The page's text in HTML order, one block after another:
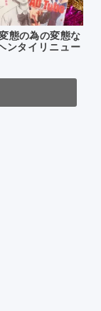
態の為の変態な
ンタイリニュー